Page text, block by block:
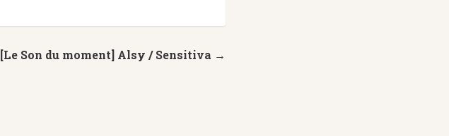
[Le Son du moment] Alsy / Sensitiva →